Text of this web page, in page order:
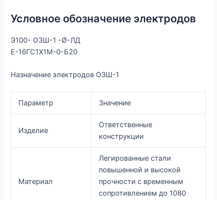
Условное обозначение электродов
Э100- ОЗШ-1 -Ø-ЛД
Е-16ГС1Х1М-0-Б20
Назначение электродов ОЗШ-1
Параметр Значение
Изделие
Ответственные
конструкции
Материал
Легированные стали
повышенной и высокой
прочности с временным
сопротивлением до 1080